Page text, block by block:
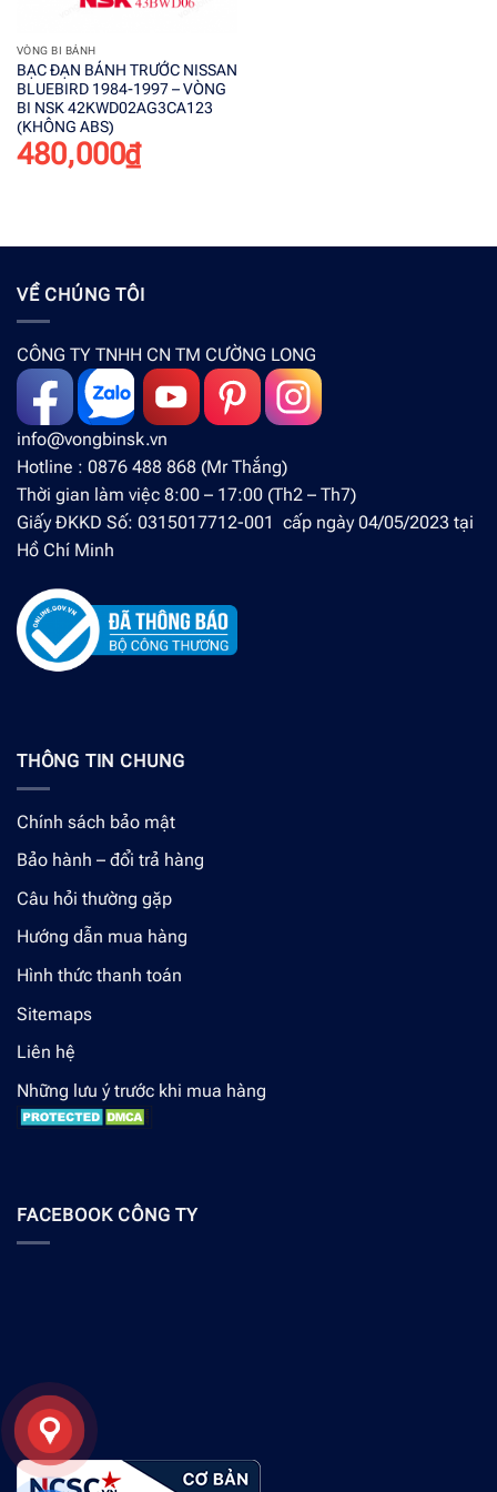
VÒNG BI BÁNH
BẠC ĐẠN BÁNH TRƯỚC NISSAN
BLUEBIRD 1984-1997 – VÒNG
BI NSK 42KWD02AG3CA123
(KHÔNG ABS)
480,000₫
VỀ CHÚNG TÔI
CÔNG TY TNHH CN TM CƯỜNG LONG
info@vongbinsk.vn
Hotline : 0876 488 868 (Mr Thắng)
Thời gian làm việc 8:00 – 17:00 (Th2 – Th7)
Giấy ĐKKD Số: 0315017712-001 cấp ngày 04/05/2023 tại
Hồ Chí Minh
THÔNG TIN CHUNG
Chính sách bảo mật
Bảo hành – đổi trả hàng
Câu hỏi thường gặp
Hướng dẫn mua hàng
Hình thức thanh toán
Sitemaps
Liên hệ
Những lưu ý trước khi mua hàng
FACEBOOK CÔNG TY